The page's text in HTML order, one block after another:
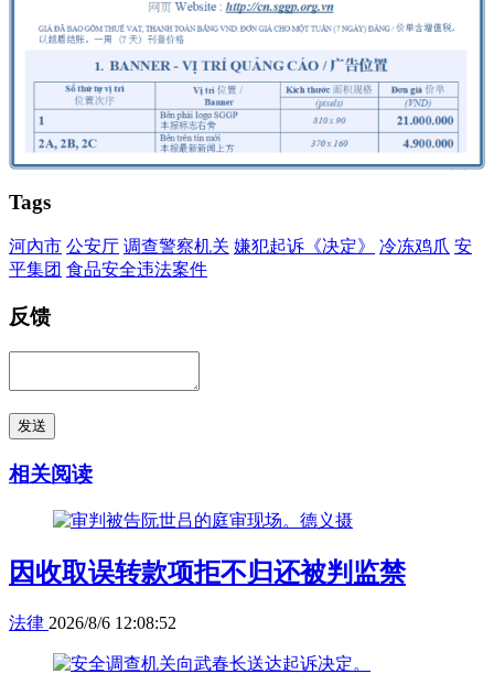
Tags
河內市 公安厅 调查警察机关 嫌犯起诉《决定》 冷冻鸡爪 安
平集团 食品安全违法案件
反馈
发送
相关阅读
因收取误转款项拒不归还被判监禁
法律 2026/8/6 12:08:52